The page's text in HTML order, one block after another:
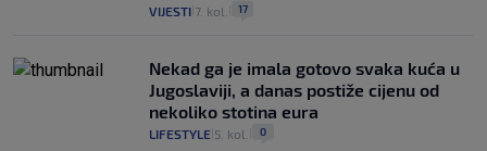
VIJESTI 7. kol. 17
Nekad ga je imala gotovo svaka kuća u
Jugoslaviji, a danas postiže cijenu od
nekoliko stotina eura
LIFESTYLE 5. kol. 0